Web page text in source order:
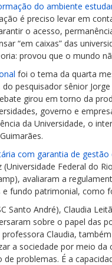
do ambiente
é preciso levar em
o acesso,
“em caixas” das
provou que o mundo
foi o tema da quarta
pesquisador sênior
girou em torno da
governo e
da Universidade, o
com garantia de
Federal do
avaliaram a
fundo patrimonial,
Santo André), Claudia
sobre o papel das
professora Claudia,
a sociedade por meio
problemas. É a